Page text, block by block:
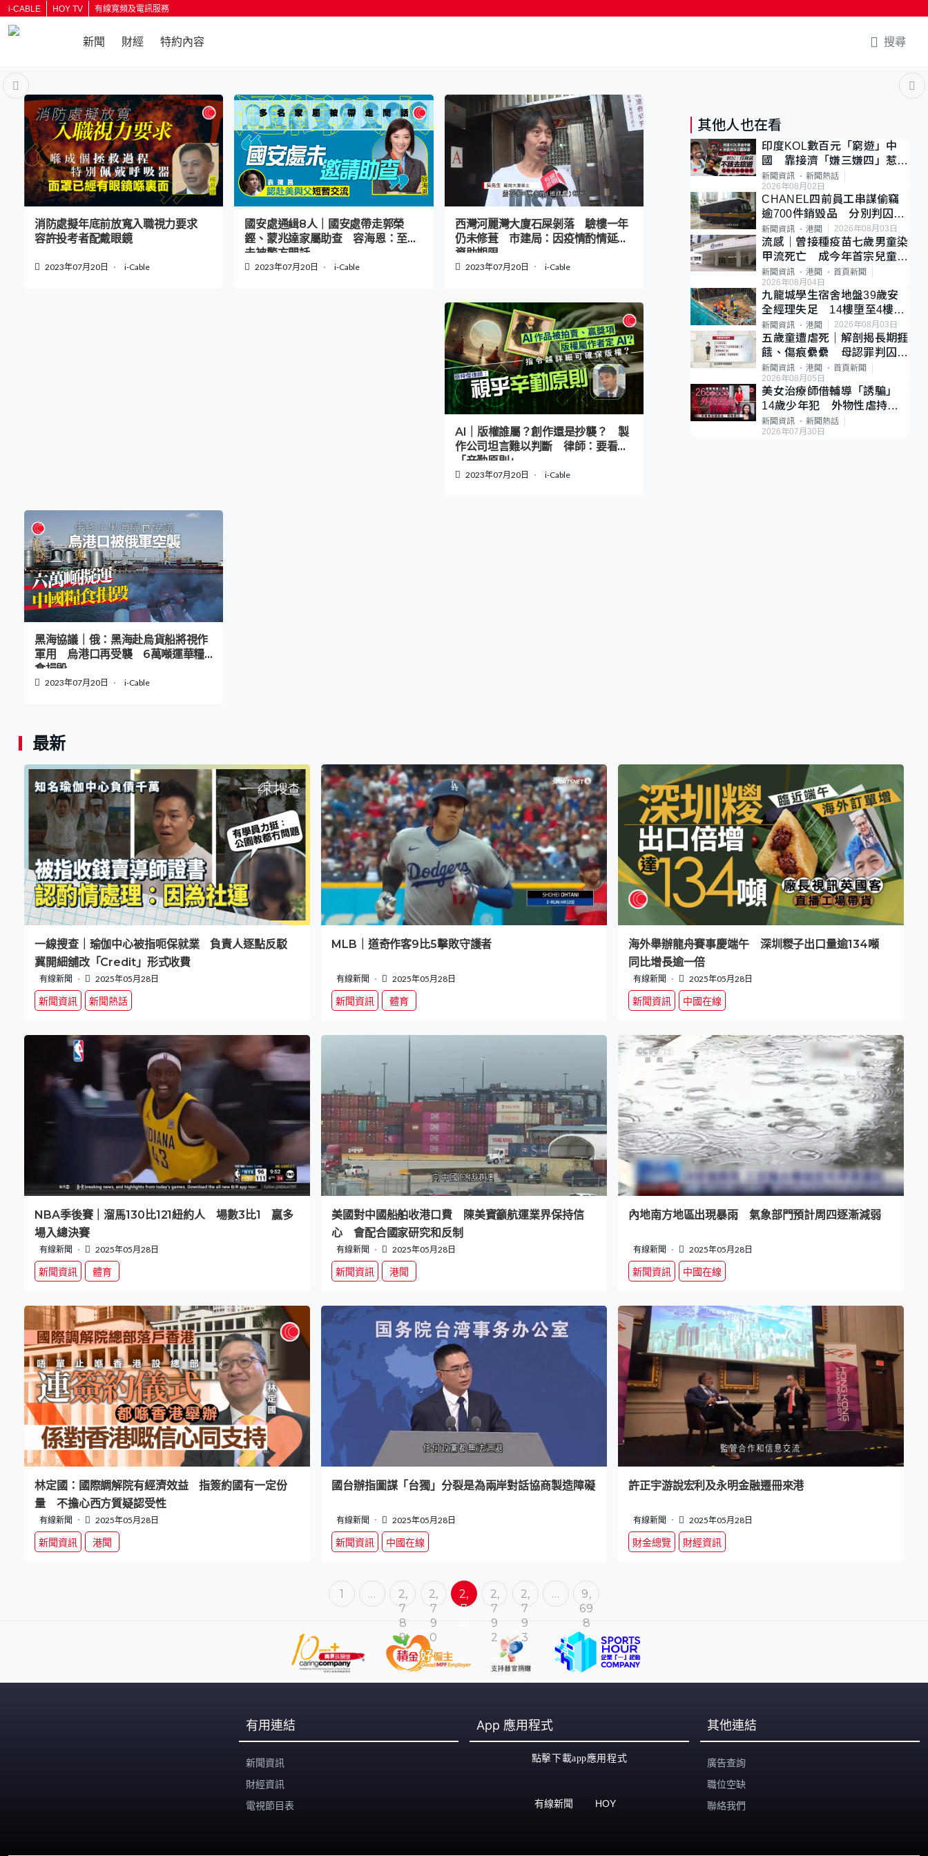
i-CABLE HOY TV 有線寬頻及電訊服務
新聞 財經 特約內容 搜尋
按輸入鍵開始搜尋
消防處擬年底前放寬入職視力要求
容許投考者配戴眼鏡
2023年07月20日 i-Cable
國安處通緝8人｜國安處帶走郭榮
鏗、蒙兆達家屬助查 容海恩：至今
未被警方問話
2023年07月20日 i-Cable
西灣河麗灣大廈石屎剝落 驗樓一年
仍未修葺 市建局：因疫情酌情延長
資助期限
2023年07月20日 i-Cable
AI｜版權誰屬？創作還是抄襲？ 製
作公司坦言難以判斷 律師：要看
「辛勤原則」
2023年07月20日 i-Cable
黑海協議｜俄：黑海赴烏貨船將視作
軍用 烏港口再受襲 6萬噸運華糧
食損毀
2023年07月20日 i-Cable
其他人也在看
印度KOL數百元「窮遊」中
國 靠接濟「嫌三嫌四」惹爭
議 網民：不歡迎劣質旅客
新聞資訊
新聞熱話
2026年08月02日
CHANEL四前員工串謀偷竊
逾700件銷毀品 分別判囚4
至7年
新聞資訊 港聞 2026年08月03日
流感｜曾接種疫苗七歲男童染
甲流死亡 成今年首宗兒童感
染離世個案
新聞資訊 港聞
首頁新聞
2026年08月04日
九龍城學生宿舍地盤39歲安
全經理失足 14樓墮至4樓工
作台、送院不治
新聞資訊 港聞 2026年08月03日
五歲童遭虐死｜解剖揭長期捱
餓、傷痕纍纍 母認罪判囚
22年 官斥冷血：同類案最
惡劣
新聞資訊 港聞
首頁新聞
2026年08月05日
美女治療師借輔導「誘騙」
14歲少年犯 外物性虐持續3
個月 受害者母：要保護其他
人
新聞資訊
新聞熱話
2026年07月30日
最新
一線搜查｜瑜伽中心被指呃保就業 負責人逐點反駁
冀開細舖改「Credit」形式收費
有線新聞 2025年05月28日
新聞資訊 新聞熱話
MLB｜道奇作客9比5擊敗守護者
有線新聞 2025年05月28日
新聞資訊 體育
海外舉辦龍舟賽事慶端午 深圳糉子出口量逾134噸
同比增長逾一倍
有線新聞 2025年05月28日
新聞資訊 中國在線
NBA季後賽｜溜馬130比121紐約人 場數3比1 贏多
場入總決賽
有線新聞 2025年05月28日
新聞資訊 體育
美國對中國船舶收港口費 陳美寶籲航運業界保持信
心 會配合國家研究和反制
有線新聞 2025年05月28日
新聞資訊 港聞
內地南方地區出現暴雨 氣象部門預計周四逐漸減弱
有線新聞 2025年05月28日
新聞資訊 中國在線
林定國：國際調解院有經濟效益 指簽約國有一定份
量 不擔心西方質疑認受性
有線新聞 2025年05月28日
新聞資訊 港聞
國台辦指圖謀「台獨」分裂是為兩岸對話協商製造障礙
有線新聞 2025年05月28日
新聞資訊 中國在線
許正宇游說宏利及永明金融遷冊來港
有線新聞 2025年05月28日
財金總覽 財經資訊
1 …
2,
7
8
9
2,
7
9
0
2,
7
2,
7
9
2
2,
7
9
3
…
9,
69
8
有用連結
新聞資訊
財經資訊
電視節目表
App 應用程式
點擊下載app應用程式
有線新聞 HOY
其他連結
廣告查詢
職位空缺
聯絡我們